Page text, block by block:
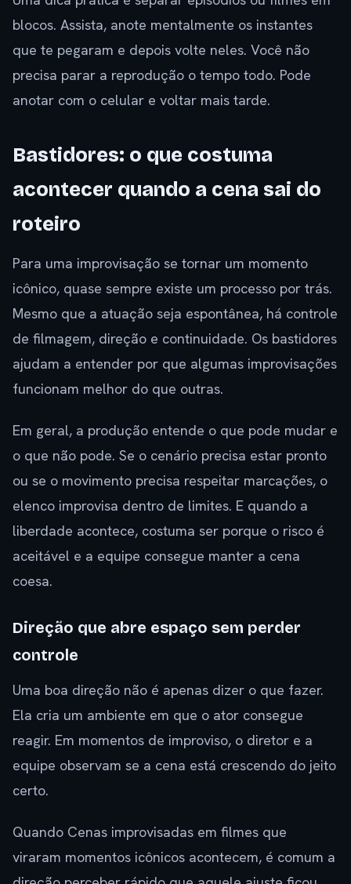
blocos. Assista, anote mentalmente os instantes
que te pegaram e depois volte neles. Você não
precisa parar a reprodução o tempo todo. Pode
anotar com o celular e voltar mais tarde.
Bastidores: o que costuma
acontecer quando a cena sai do
roteiro
Para uma improvisação se tornar um momento
icônico, quase sempre existe um processo por trás.
Mesmo que a atuação seja espontânea, há controle
de filmagem, direção e continuidade. Os bastidores
ajudam a entender por que algumas improvisações
funcionam melhor do que outras.
Em geral, a produção entende o que pode mudar e
o que não pode. Se o cenário precisa estar pronto
ou se o movimento precisa respeitar marcações, o
elenco improvisa dentro de limites. E quando a
liberdade acontece, costuma ser porque o risco é
aceitável e a equipe consegue manter a cena
coesa.
Direção que abre espaço sem perder
controle
Uma boa direção não é apenas dizer o que fazer.
Ela cria um ambiente em que o ator consegue
reagir. Em momentos de improviso, o diretor e a
equipe observam se a cena está crescendo do jeito
certo.
Quando Cenas improvisadas em filmes que
viraram momentos icônicos acontecem, é comum a